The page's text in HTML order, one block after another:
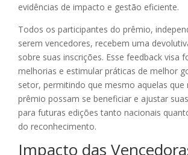
evidências de impacto e gestão eficiente.
Todos os participantes do prêmio,
serem vencedores, recebem uma
sobre suas inscrições. Esse feedback visa
melhorias e estimular práticas de melhor
setor, permitindo que mesmo aquelas que
prêmio possam se beneficiar e ajustar
para futuras edições tanto nacionais
do reconhecimento.
Impacto das